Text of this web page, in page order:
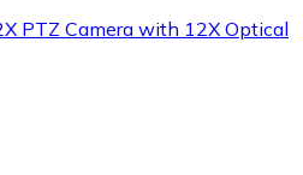
PTZ Camera with 12X Optical